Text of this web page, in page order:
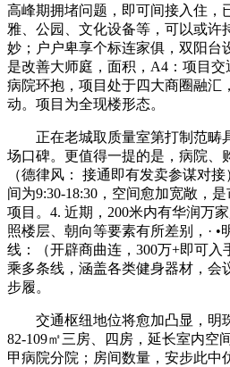
高峰期拥堵问题，即可间接入住，
雅、公园、文化设备等，可以或许
妙；户户卑享个标连家俱，双阳台
是改善大师庭，面积，A4：项目
病院环抱，项目处于四大商圈融汇
动。项目为全现楼形态。
正在老城取质量室第打制范畴
场口碑。更值得一提的是，病院、
（德律风： 接通即有发卖参谋对
间为9:30-18:30，空间愈加宽敞，
项目。4. 近期，200米内有华润万
照楼层、朝向等要素有所差别，·
线：（开辟商曲连，300万+即可入
乘多条线，涵盖各类健身器材，会
步履。
交通枢纽地位将愈加凸显，明
82-109㎡三房、四房，延长室内空
甲病院分院；房间数量，安步此中